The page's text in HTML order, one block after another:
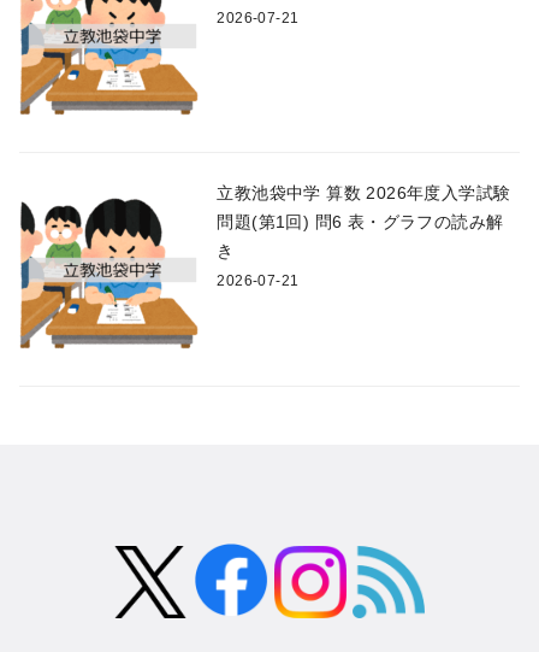
2026-07-21
立教池袋中学 算数 2026年度入学試験
問題(第1回) 問6 表・グラフの読み解
き
2026-07-21